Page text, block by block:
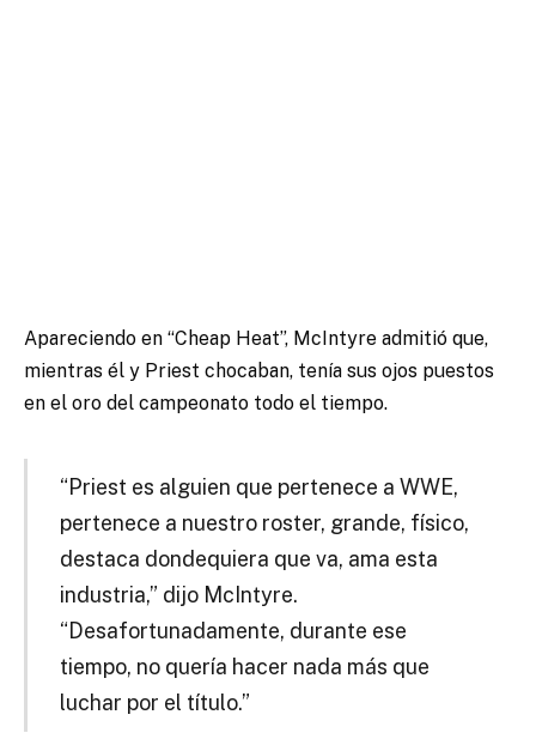
Apareciendo en “Cheap Heat”, McIntyre admitió que,
mientras él y Priest chocaban, tenía sus ojos puestos
en el oro del campeonato todo el tiempo.
“Priest es alguien que pertenece a WWE,
pertenece a nuestro roster, grande, físico,
destaca dondequiera que va, ama esta
industria,” dijo McIntyre.
“Desafortunadamente, durante ese
tiempo, no quería hacer nada más que
luchar por el título.”